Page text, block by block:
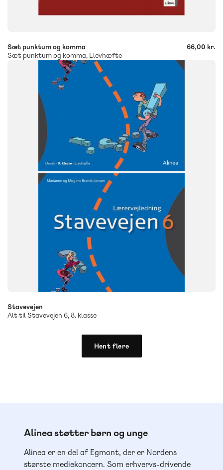
Sæt punktum og komma
Sæt punktum og komma, Elevhæfte
66,00 kr.
NIVEAU
Stavevejen
Alt til Stavevejen 6, 8. klasse
Hent flere
Alinea støtter børn og unge
Alinea er en del af Egmont, der er Nordens
største mediekoncern. Som erhvervs-drivende